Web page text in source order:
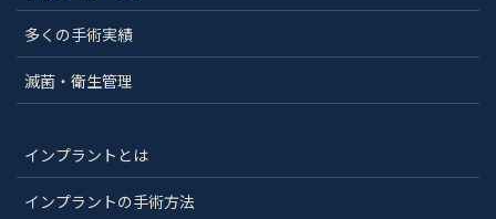
多くの手術実績
滅菌・衛生管理
インプラントとは
インプラントの手術方法